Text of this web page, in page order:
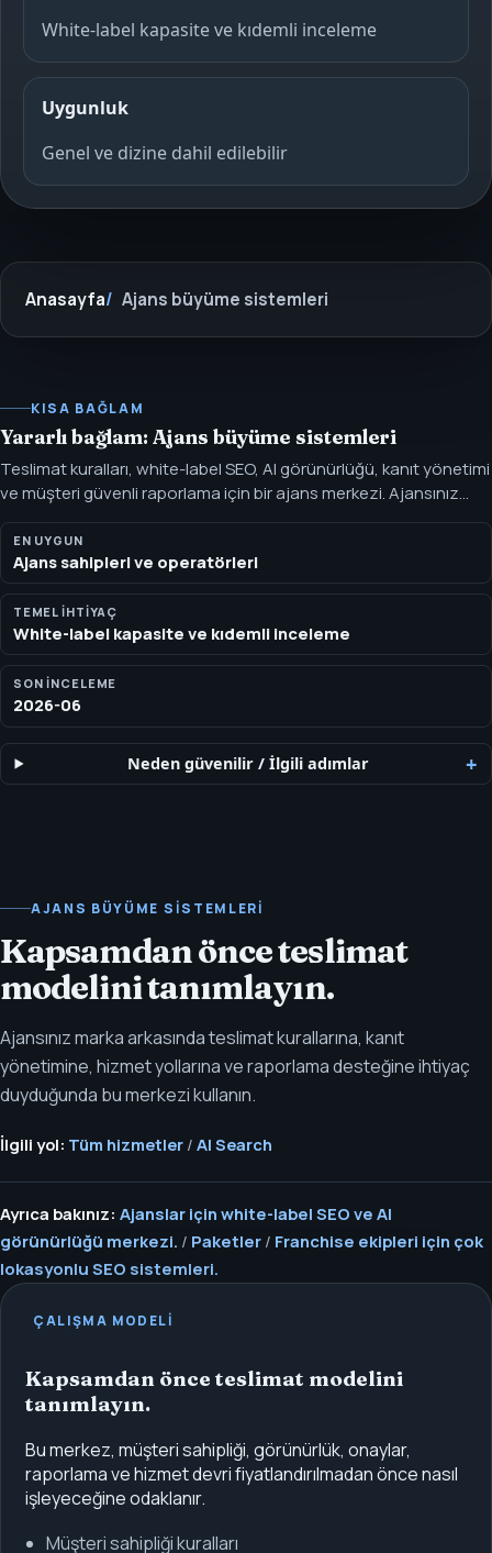
White-label kapasite ve kıdemli inceleme
Uygunluk
Genel ve dizine dahil edilebilir
Anasayfa Ajans büyüme sistemleri
KISA BAĞLAM
Yararlı bağlam: Ajans büyüme sistemleri
Teslimat kuralları, white-label SEO, AI görünürlüğü, kanıt yönetimi
ve müşteri güvenli raporlama için bir ajans merkezi. Ajansınız
marka arkasında teslimat kurallarına, kanıt yönetimine, hizmet
yollarına ve raporlama desteğine ihtiyaç duyduğunda bu
merkezi kullanın.
EN UYGUN
Ajans sahipleri ve operatörleri
TEMEL IHTIYAÇ
White-label kapasite ve kıdemli inceleme
SON INCELEME
2026-06
Neden güvenilir /İlgili adımlar
AJANS BÜYÜME SISTEMLERI
Kapsamdan önce teslimat
modelini tanımlayın.
Ajansınız marka arkasında teslimat kurallarına, kanıt
yönetimine, hizmet yollarına ve raporlama desteğine ihtiyaç
duyduğunda bu merkezi kullanın.
İlgili yol: Tüm hizmetler / AI Search
Ayrıca bakınız: Ajanslar için white-label SEO ve AI
görünürlüğü merkezi. / Paketler / Franchise ekipleri için çok
lokasyonlu SEO sistemleri.
ÇALIŞMA MODELI
Kapsamdan önce teslimat modelini
tanımlayın.
Bu merkez, müşteri sahipliği, görünürlük, onaylar,
raporlama ve hizmet devri fiyatlandırılmadan önce nasıl
işleyeceğine odaklanır.
Müşteri sahipliği kuralları